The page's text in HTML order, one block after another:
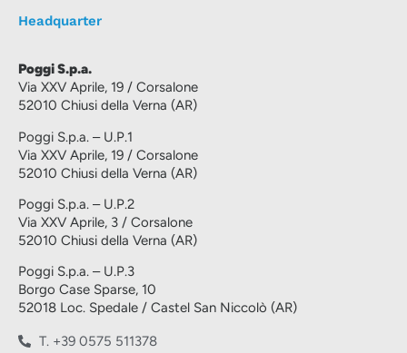
Headquarter
Poggi S.p.a.
Via XXV Aprile, 19 / Corsalone
52010 Chiusi della Verna (AR)
Poggi S.p.a. – U.P.1
Via XXV Aprile, 19 / Corsalone
52010 Chiusi della Verna (AR)
Poggi S.p.a. – U.P.2
Via XXV Aprile, 3 / Corsalone
52010 Chiusi della Verna (AR)
Poggi S.p.a. – U.P.3
Borgo Case Sparse, 10
52018 Loc. Spedale / Castel San Niccolò (AR)
T. +39 0575 511378